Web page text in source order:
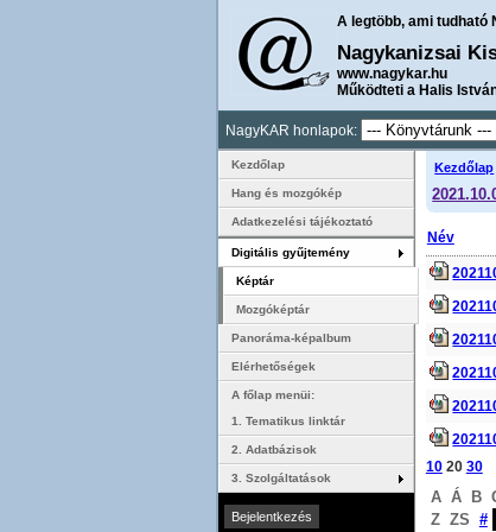
A legtöbb, ami tudható
Nagykanizsai
www.nagykar.hu
Működteti a Halis
NagyKAR honlapok:
Kezdőlap
Név
10 20 30
A Á B
Z ZS #
Kezdőlap
Hang és mozgókép
Adatkezelési tájékoztató
Digitális gyűjtemény
Képtár
Mozgóképtár
Panoráma-képalbum
Elérhetőségek
A főlap menüi:
1. Tematikus linktár
2. Adatbázisok
3. Szolgáltatások